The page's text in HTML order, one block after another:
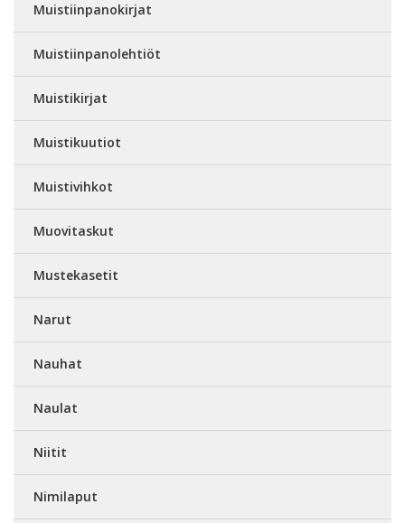
Muistiinpanokirjat
Muistiinpanolehtiöt
Muistikirjat
Muistikuutiot
Muistivihkot
Muovitaskut
Mustekasetit
Narut
Nauhat
Naulat
Niitit
Nimilaput